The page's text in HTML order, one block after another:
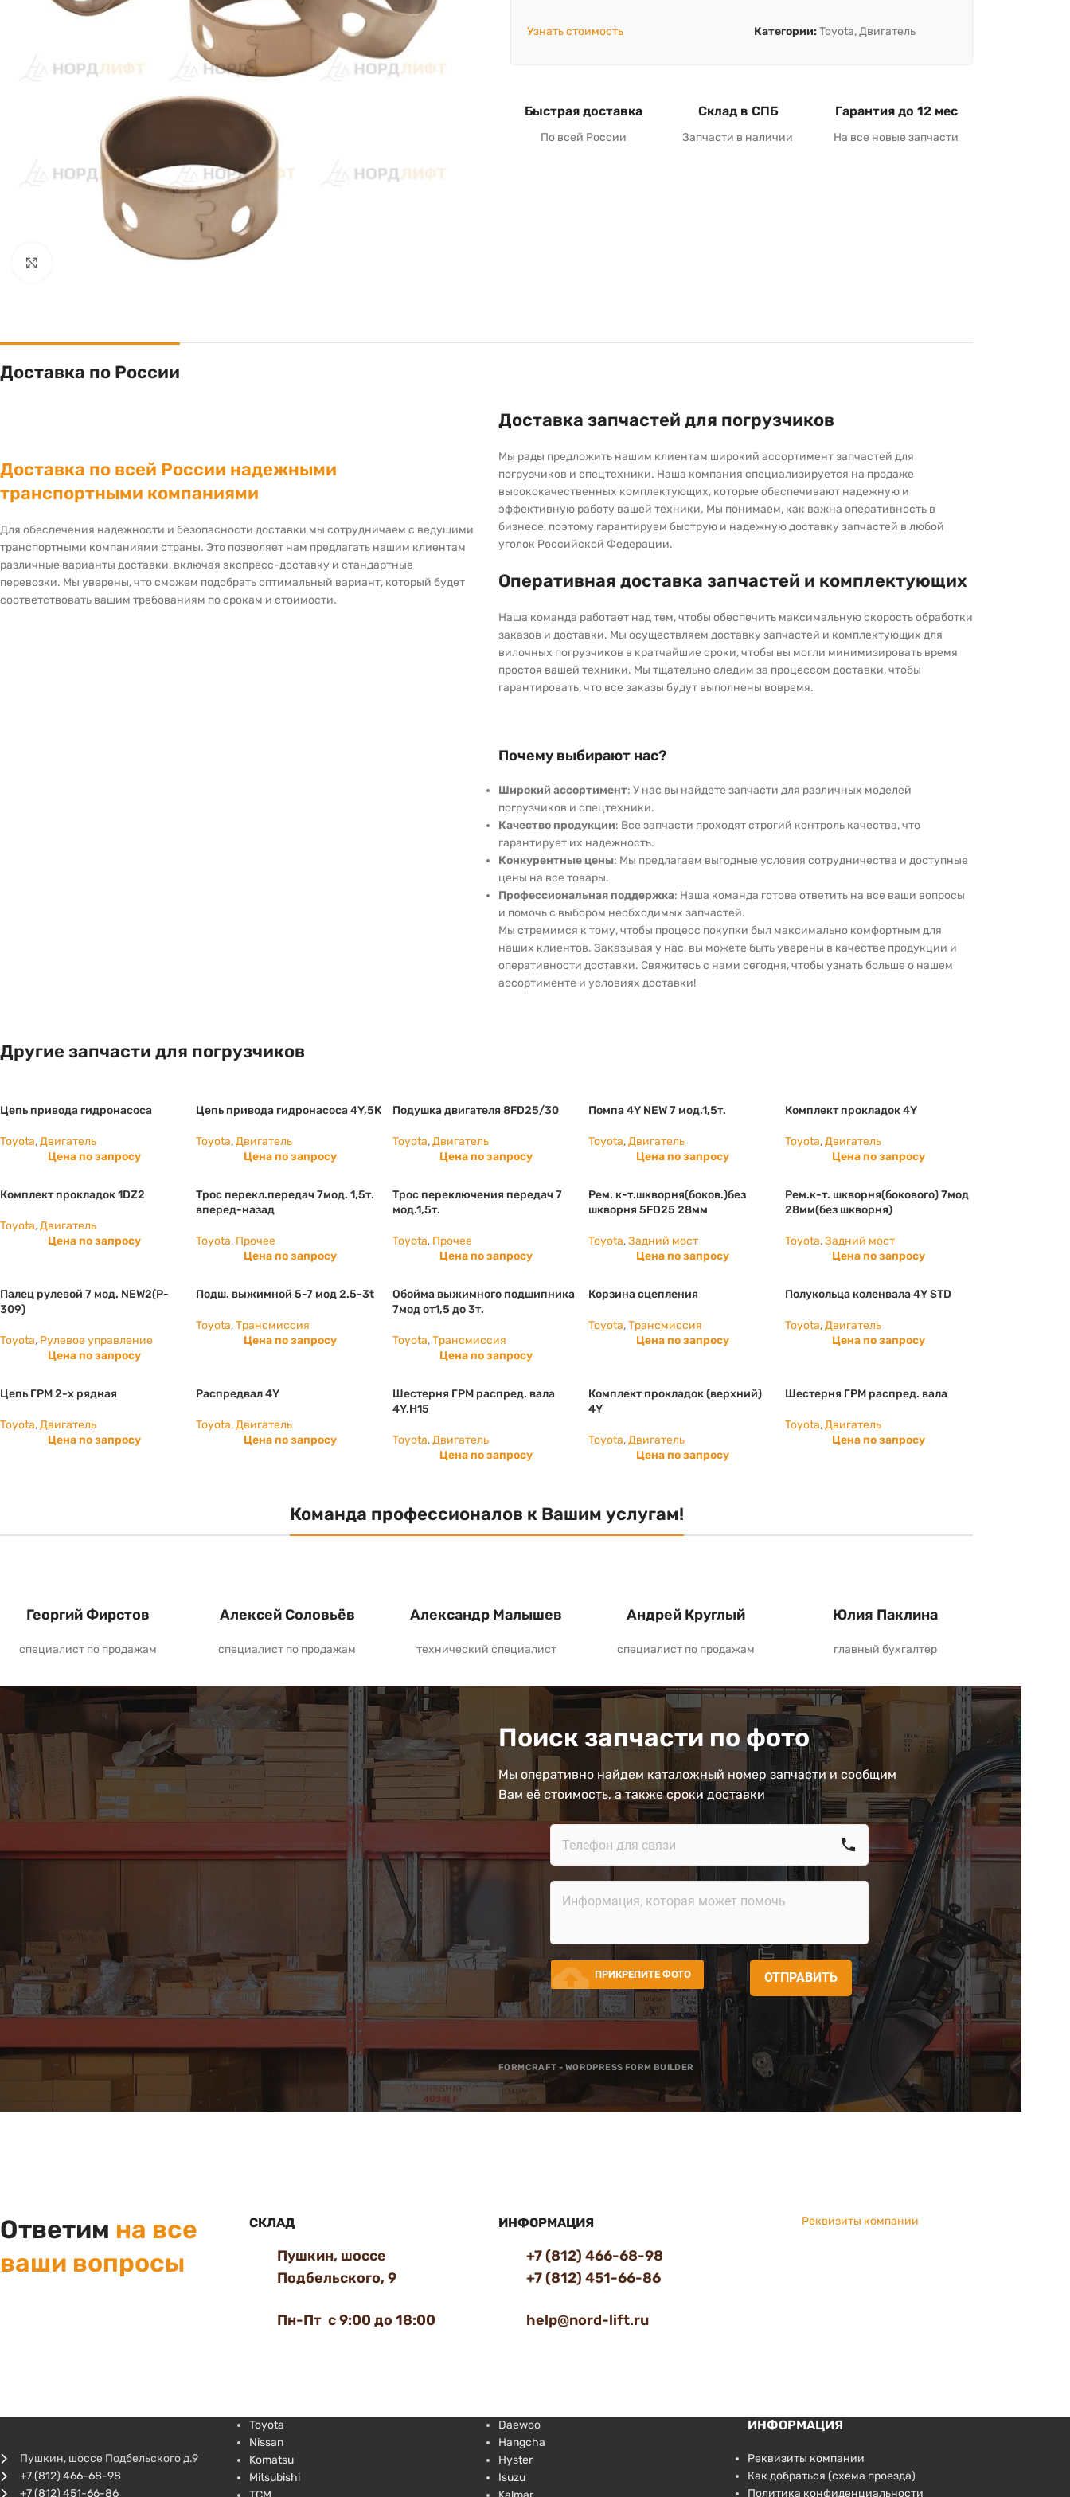
Узнать стоимость Категории: Toyota, Двигатель
Быстрая доставка
По всей России
Склад в СПБ
Запчасти в наличии
Гарантия до 12 мес
На все новые запчасти
Доставка по России
Доставка по всей России надежными
транспортными компаниями
Для обеспечения надежности и безопасности доставки мы сотрудничаем с ведущими
транспортными компаниями страны. Это позволяет нам предлагать нашим клиентам
различные варианты доставки, включая экспресс-доставку и стандартные
перевозки. Мы уверены, что сможем подобрать оптимальный вариант, который будет
соответствовать вашим требованиям по срокам и стоимости.
Доставка запчастей для погрузчиков
Мы рады предложить нашим клиентам широкий ассортимент запчастей для
погрузчиков и спецтехники. Наша компания специализируется на продаже
высококачественных комплектующих, которые обеспечивают надежную и
эффективную работу вашей техники. Мы понимаем, как важна оперативность в
бизнесе, поэтому гарантируем быструю и надежную доставку запчастей в любой
уголок Российской Федерации.
Оперативная доставка запчастей и комплектующих
Наша команда работает над тем, чтобы обеспечить максимальную скорость обработки
заказов и доставки. Мы осуществляем доставку запчастей и комплектующих для
вилочных погрузчиков в кратчайшие сроки, чтобы вы могли минимизировать время
простоя вашей техники. Мы тщательно следим за процессом доставки, чтобы
гарантировать, что все заказы будут выполнены вовремя.
Почему выбирают нас?
Широкий ассортимент: У нас вы найдете запчасти для различных моделей
погрузчиков и спецтехники.
Качество продукции: Все запчасти проходят строгий контроль качества, что
гарантирует их надежность.
Конкурентные цены: Мы предлагаем выгодные условия сотрудничества и доступные
цены на все товары.
Профессиональная поддержка: Наша команда готова ответить на все ваши вопросы
и помочь с выбором необходимых запчастей.
Мы стремимся к тому, чтобы процесс покупки был максимально комфортным для
наших клиентов. Заказывая у нас, вы можете быть уверены в качестве продукции и
оперативности доставки. Свяжитесь с нами сегодня, чтобы узнать больше о нашем
ассортименте и условиях доставки!
Другие запчасти для погрузчиков
Цепь привода гидронасоса
Toyota,Двигатель
Цена по запросу
Цепь привода гидронасоса 4Y,5К
Toyota,Двигатель
Цена по запросу
Подушка двигателя 8FD25/30
Toyota,Двигатель
Цена по запросу
Помпа 4Y NEW 7 мод.1,5т.
Toyota,Двигатель
Цена по запросу
Комплект прокладок 4Y
Toyota, Двигатель
Цена по запросу
Комплект прокладок 1DZ2
Toyota,Двигатель
Цена по запросу
Трос перекл.передач 7мод. 1,5т.
вперед-назад
Toyota, Прочее
Цена по запросу
Трос переключения передач 7
мод.1,5т.
Toyota, Прочее
Цена по запросу
Рем. к-т.шкворня(боков.)без
шкворня 5FD25 28мм
Toyota,Задний мост
Цена по запросу
Рем.к-т. шкворня(бокового) 7мод
28мм(без шкворня)
Toyota, Задний мост
Цена по запросу
Палец рулевой 7 мод. NEW2(P-
309)
Toyota, Рулевое управление
Цена по запросу
Подш. выжимной 5-7 мод 2.5-3t
Toyota,Трансмиссия
Цена по запросу
Обойма выжимного подшипника
7мод от1,5 до 3т.
Toyota,Трансмиссия
Цена по запросу
Корзина сцепления
Toyota,Трансмиссия
Цена по запросу
Полукольца коленвала 4Y STD
Toyota, Двигатель
Цена по запросу
Цепь ГРМ 2-х рядная
Toyota,Двигатель
Цена по запросу
Распредвал 4Y
Toyota,Двигатель
Цена по запросу
Шестерня ГРМ распред. вала
4Y,H15
Toyota,Двигатель
Цена по запросу
Комплект прокладок (верхний)
4Y
Toyota,Двигатель
Цена по запросу
Шестерня ГРМ распред. вала
Toyota, Двигатель
Цена по запросу
Команда профессионалов к Вашим услугам!
Георгий Фирстов
специалист по продажам
Алексей Соловьёв
специалист по продажам
Александр Малышев
технический специалист
Андрей Круглый
специалист по продажам
Юлия Паклина
главный бухгалтер
Поиск запчасти по фото
Мы оперативно найдем каталожный номер запчасти и сообщим
Вам её стоимость, а также сроки доставки
call
cloud_upload ПРИКРЕПИТЕ ФОТО ОТПРАВИТЬ
FORMCRAFT - WORDPRESS FORM BUILDER
Ответим на все
ваши вопросы
СКЛАД
Пушкин, шоссе
Подбельского, 9
Пн-Пт с 9:00 до 18:00
ИНФОРМАЦИЯ
+7 (812) 466-68-98
+7 (812) 451-66-86
help@nord-lift.ru
Реквизиты компании
Пушкин, шоссе Подбельского д.9
+7 (812) 466-68-98
+7 (812) 451-66-86
Toyota
Nissan
Komatsu
Mitsubishi
Daewoo
Hangcha
Hyster
Isuzu
ИНФОРМАЦИЯ
Реквизиты компании
Как добраться (схема проезда)
Политика конфиденциальности